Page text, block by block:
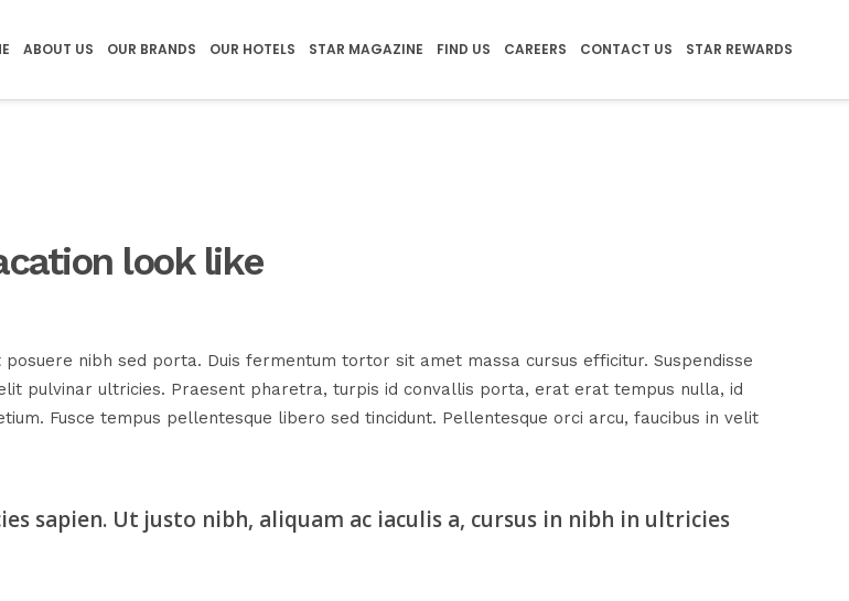
ABOUT US OUR BRANDS OUR HOTELS STAR MAGAZINE FIND US CAREERS CONTACT US STAR REWARDS
look like
nibh sed porta. Duis fermentum tortor sit amet massa cursus efficitur. Suspendisse
pulvinar ultricies. Praesent pharetra, turpis id convallis porta, erat erat tempus nulla, id
Fusce tempus pellentesque libero sed tincidunt. Pellentesque orci arcu, faucibus in velit
sapien. Ut justo nibh, aliquam ac iaculis a, cursus in nibh in ultricies